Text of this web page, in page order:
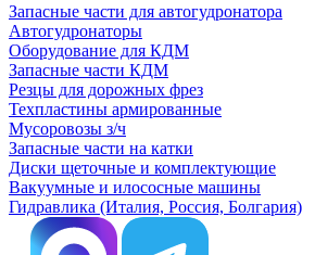
Запасные части для автогудронатора
Автогудронаторы
Оборудование для КДМ
Запасные части КДМ
Резцы для дорожных фрез
Техпластины армированные
Мусоровозы з/ч
Запасные части на катки
Диски щеточные и комплектующие
Вакуумные и илососные машины
Гидравлика (Италия, Россия, Болгария)